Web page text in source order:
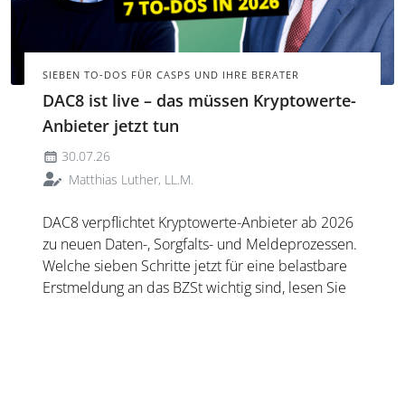
SIEBEN TO-DOS FÜR CASPS UND IHRE BERATER
DAC8 ist live – das müssen Kryptowerte-
Anbieter jetzt tun
30.07.26
Matthias Luther, LL.M.
DAC8 verpflichtet Kryptowerte-Anbieter ab 2026
zu neuen Daten-, Sorgfalts- und Meldeprozessen.
Welche sieben Schritte jetzt für eine belastbare
Erstmeldung an das BZSt wichtig sind, lesen Sie